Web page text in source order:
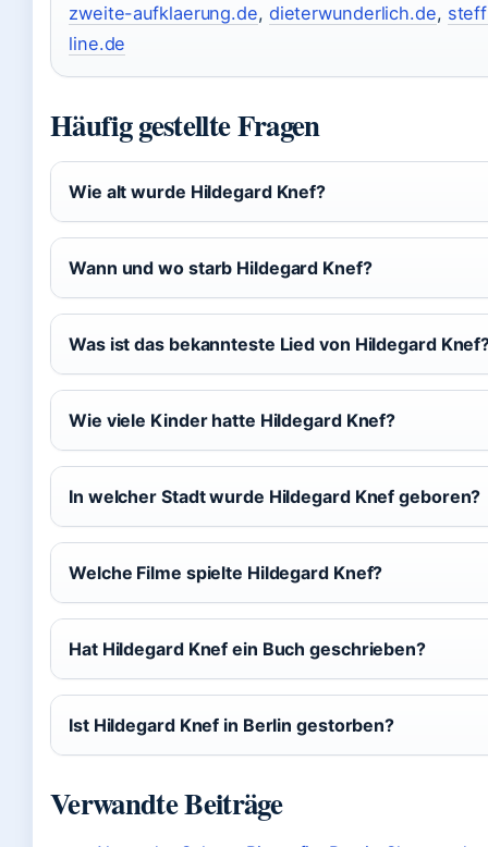
zweite-aufklaerung.de, dieterwunderlich.de,
line.de
Häufig gestellte Fragen
Wie alt wurde Hildegard Knef?
Wann und wo starb Hildegard Knef?
Was ist das bekannteste Lied von Hildegard
Wie viele Kinder hatte Hildegard Knef?
In welcher Stadt wurde Hildegard Knef geboren?
Welche Filme spielte Hildegard Knef?
Hat Hildegard Knef ein Buch geschrieben?
Ist Hildegard Knef in Berlin gestorben?
Verwandte Beiträge